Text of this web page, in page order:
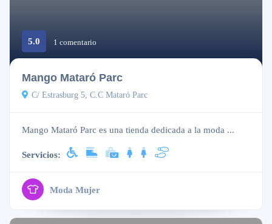
5.0 1 comentario
Mango Mataró Parc
C/ Estrasburg 5, C.C Mataró Parc
Mango Mataró Parc es una tienda dedicada a la moda ...
Servicios:
Moda Mujer